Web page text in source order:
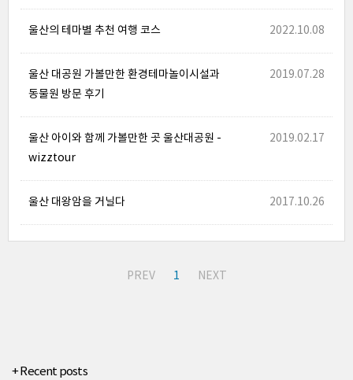
울산의 테마별 추천 여행 코스 2022.10.08
울산 대공원 가볼만한 환경테마놀이시설과
동물원 방문 후기
2019.07.28
울산 아이와 함께 가볼만한 곳 울산대공원 -
wizztour
2019.02.17
울산 대왕암을 거닐다 2017.10.26
PREV 1 NEXT
+ Recent posts